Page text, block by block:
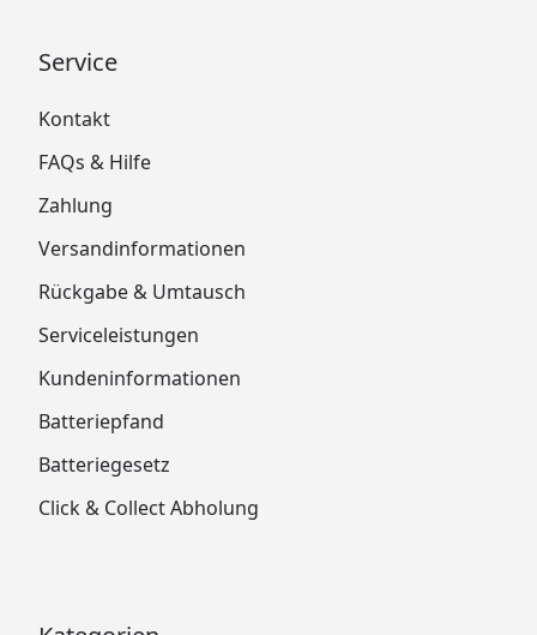
Service
Kontakt
FAQs & Hilfe
Zahlung
Versandinformationen
Rückgabe & Umtausch
Serviceleistungen
Kundeninformationen
Batteriepfand
Batteriegesetz
Click & Collect Abholung